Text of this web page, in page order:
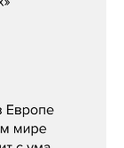
сердце